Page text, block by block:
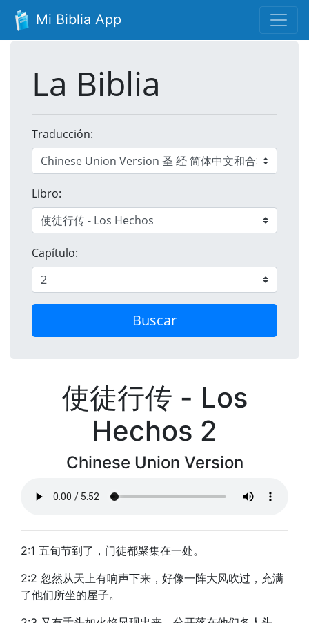
Mi Biblia App
La Biblia
Traducción:
Libro:
Capítulo:
Buscar
使徒行传 - Los
Hechos 2
Chinese Union Version
2:1 五旬节到了，门徒都聚集在一处。
2:2 忽然从天上有响声下来，好像一阵大风吹过，充满
了他们所坐的屋子。